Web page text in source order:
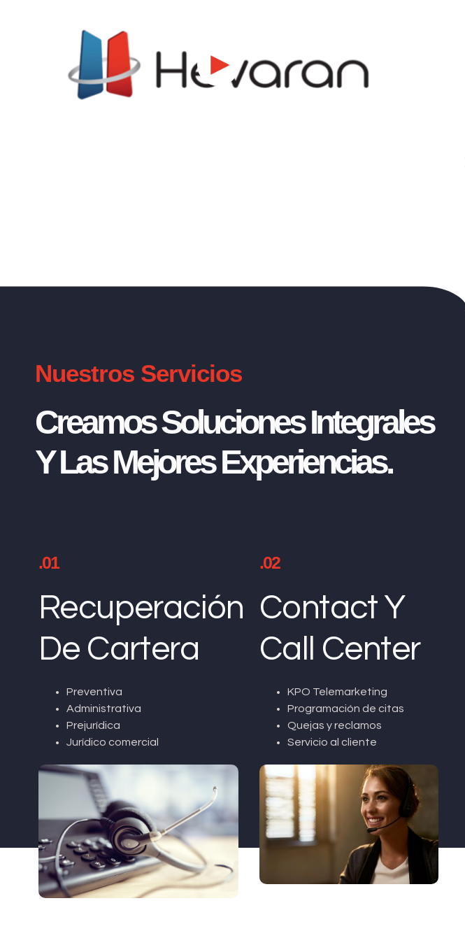
Nuestros Servicios
Creamos Soluciones Integrales
Y Las Mejores Experiencias.
.01
Recuperación
De Cartera
Preventiva
Administrativa
Prejurídica
Jurídico comercial
.02
Contact Y
Call Center
KPO Telemarketing
Programación de citas
Quejas y reclamos
Servicio al cliente